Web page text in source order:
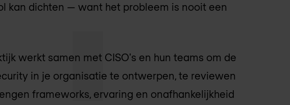
kan dichten — want het probleem is nooit een
werkt samen met CISO's en hun teams om de
in je organisatie te ontwerpen, te reviewen
frameworks, ervaring en onafhankelijkheid